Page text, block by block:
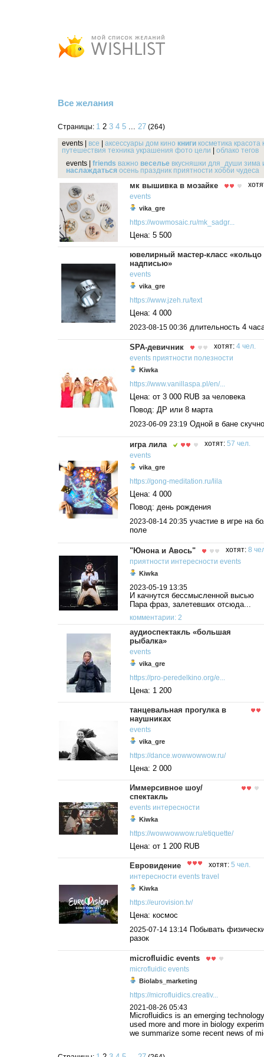
Все желания
Страницы: 1 2 3 4 5 ... 27 (264)
events все аксессуары дом кино книги косметика красота
путешествия техника украшения фото цели
облако тегов
events
friends важно веселье вкусняшки для_души зима
наслаждаться осень праздник приятности хобби чудеса
мк вышивка в мозайке
events
vika_gre
https://wowmosaic.ru/mk_sadgr...
Цена: 5 500
ювелирный мастер-класс «кольцо
надписью»
events
vika_gre
https://www.jzeh.ru/text
Цена: 4 000
2023-08-15 00:36 длительность 4
SPA-девичник хотят: 4 чел.
events приятности полезности
Kiwka
https://www.vanillaspa.pl/en/...
Цена: от 3 000 RUB за человека
Повод: ДР или 8 марта
2023-06-09 23:19 Одной в бане
игра лила хотят: 57 чел.
events
vika_gre
https://gong-meditation.ru/lila
Цена: 4 000
Повод: день рождения
2023-08-14 20:35 участие в игре на
поле
"Юнона и Авось" хотят: 8
приятности интересности events
Kiwka
2023-05-19 13:35
И качнутся бессмысленной высью
Пара фраз, залетевших отсюда...
комментарии: 2
аудиоспектакль «большая
рыбалка»
events
vika_gre
https://pro-peredelkino.org/e...
Цена: 1 200
танцевальная прогулка в
наушниках
events
vika_gre
https://dance.wowwowwow.ru/
Цена: 2 000
Иммерсивное шоу/
спектакль
events интересности
Kiwka
https://wowwowwow.ru/etiquette/
Цена: от 1 200 RUB
Евровидение хотят: 5 чел.
интересности events travel
Kiwka
https://eurovision.tv/
Цена: космос
2025-07-14 13:14 Побывать
разок
microfluidic events
microfluidic events
Biolabs_marketing
https://microfluidics.creativ...
2021-08-26 05:43
Microfluidics is an emerging
used more and more in biology
we summarize some recent news of